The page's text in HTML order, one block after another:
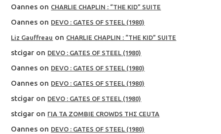
Oannes on CHARLIE CHAPLIN : “THE KID” SUITE
Oannes on DEVO : GATES OF STEEL (1980)
Liz Gauffreau on CHARLIE CHAPLIN : “THE KID” SUITE
stcigar on DEVO : GATES OF STEEL (1980)
Oannes on DEVO : GATES OF STEEL (1980)
Oannes on DEVO : GATES OF STEEL (1980)
stcigar on DEVO : GATES OF STEEL (1980)
stcigar on ΓΙΑ ΤΑ ZOMBIE CROWDS ΤΗΣ CEUTA
Oannes on DEVO : GATES OF STEEL (1980)